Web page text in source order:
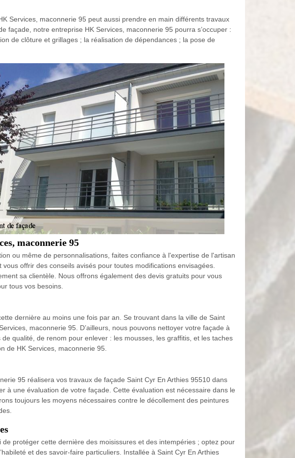
Services, maconnerie 95 peut aussi prendre en main différents travaux
façade, notre entreprise HK Services, maconnerie 95 pourra s’occuper :
de clôture et grillages ; la réalisation de dépendances ; la pose de
maconnerie 95
ou même de personnalisations, faites confiance à l'expertise de l'artisan
offrir des conseils avisés pour toutes modifications envisagées.
sa clientèle. Nous offrons également des devis gratuits pour vous
tous vos besoins.
dernière au moins une fois par an. Se trouvant dans la ville de Saint
maconnerie 95. D’ailleurs, nous pouvons nettoyer votre façade à
qualité, de renom pour enlever : les mousses, les graffitis, et les taches
de HK Services, maconnerie 95.
95 réalisera vos travaux de façade Saint Cyr En Arthies 95510 dans
à une évaluation de votre façade. Cette évaluation est nécessaire dans le
toujours les moyens nécessaires contre le décollement des peintures
protéger cette dernière des moisissures et des intempéries ; optez pour
et des savoir-faire particuliers. Installée à Saint Cyr En Arthies